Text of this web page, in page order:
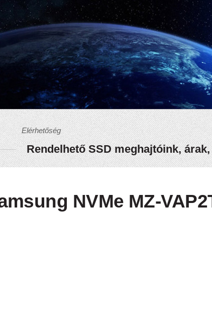
Elérhetőség
Rendelhető SSD meghajtóink,
NVMe MZ-